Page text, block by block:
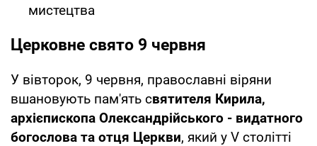
мистецтва
Церковне свято 9 червня
У вівторок, 9 червня, православні віряни
вшановують пам'ять святителя Кирила,
архієпископа Олександрійського - видатного
богослова та отця Церкви, який у V столітті